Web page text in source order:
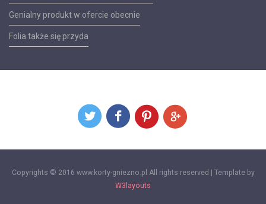
Genialny produkt w ofercie obecnie
Folia także się przyda
Copyrights © 2016 www.korty-gniezno.pl All rights reserved | Template by
W3layouts